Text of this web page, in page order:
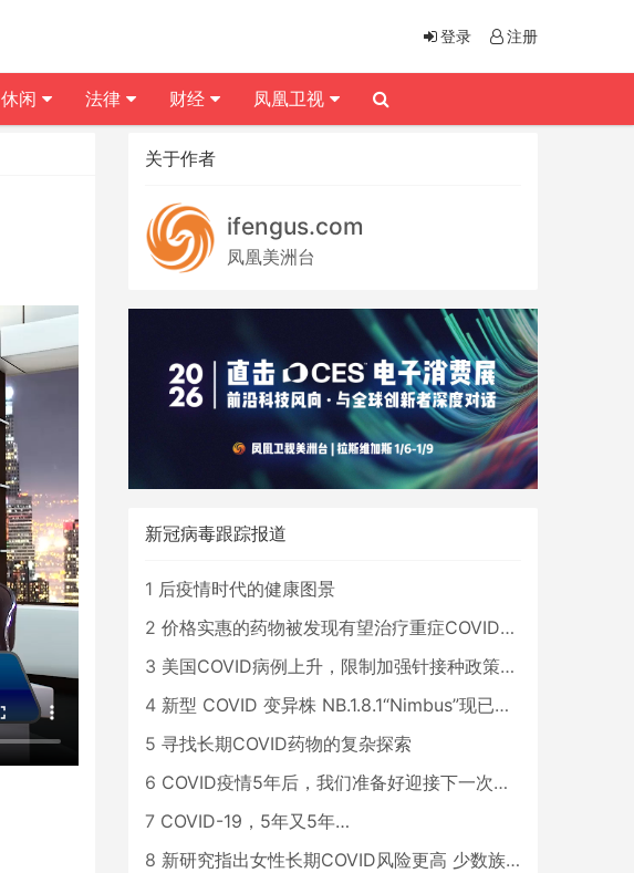
关于作者
ifengus.com
凤凰美洲台
新冠病毒跟踪报道
1 后疫情时代的健康图景
2 价格实惠的药物被发现有望治疗重症COVID患者
3 美国COVID病例上升，限制加强针接种政策即将出台
4 新型 COVID 变异株 NB.1.8.1“Nimbus”现已在美国占据主导地位
5 寻找长期COVID药物的复杂探索
6 COVID疫情5年后，我们准备好迎接下一次大流行了吗？
7 COVID-19，5年又5年…
8 新研究指出女性长期COVID风险更高 少数族裔儿童存在差异
登录 注册
休闲 法律 财经 凤凰卫视